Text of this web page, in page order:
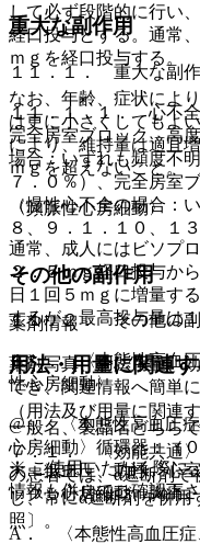
重大な副作用
１１．１． 重大な副
１１．１．１． 心不
完全房室ブロック、高
場合：いずれも頻度不
７．０％）、完全房室
（慢性心不全の場合：
８、９．１．１０、１
その他の副作用
１１．２． その他の副
１）． 〈本態性高血
性心房細動〉
@． 〈本態性高血圧症
心房細動〉循環器：（
大、低血圧、動悸、心
ック、心房細動、胸痛。
A． 〈本態性高血圧症
して必ず段階的に行い
経口投与とする。通常
ｍｇを経口投与する。
なお、年齢、症状によ
は更に小さくしてもよ
により、維持量は適宜
ｍｇを超えないこと。
〈頻脈性心房細動〉
通常、成人にはビソプ
２．５ｍｇ経口投与か
日１回５ｍｇに増量す
するが、最高投与量は
用法・用量に関連
（用法及び用量に関連
７．１． 〈効能共通
の患者では、α遮断剤
し、常にα遮断剤を併用
照〕。
薬剤情報
薬剤写真、用法用量、
でき、関連情報へ簡単
一般名、製品名どちら
※ ご使用いただく際に
情報も併せてご確認下